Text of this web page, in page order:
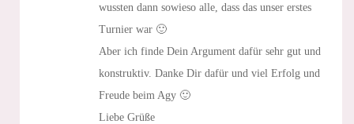
wussten dann sowieso alle, dass das unser erstes
Turnier war 🙂
Aber ich finde Dein Argument dafür sehr gut und
konstruktiv. Danke Dir dafür und viel Erfolg und
Freude beim Agy 🙂
Liebe Grüße